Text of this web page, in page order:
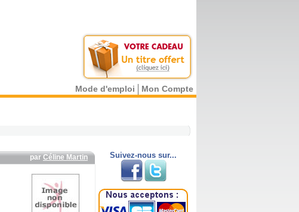
Mode d'emploi Mon Compte
par Céline Martin Suivez-nous sur...